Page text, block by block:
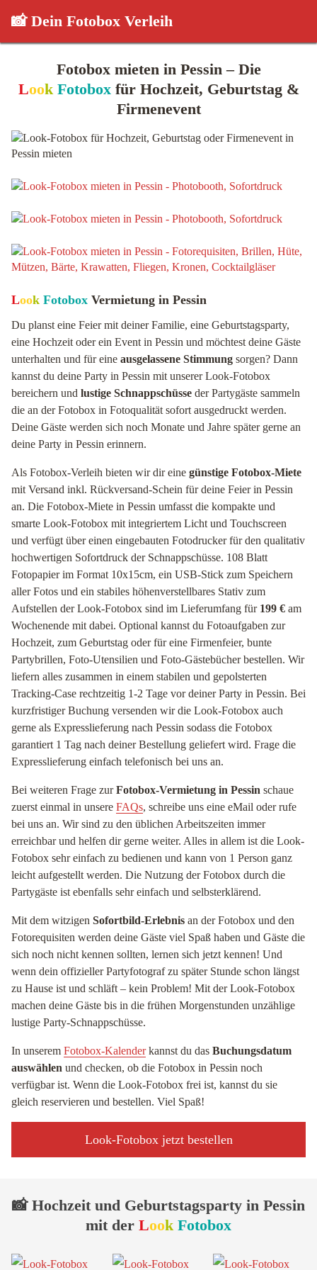
📸 Dein Fotobox Verleih
Fotobox mieten in Pessin – Die
Look Fotoboxfür Hochzeit, Geburtstag &
Firmenevent
Look Fotobox Vermietung in Pessin
Du planst eine Feier mit deiner Familie, eine Geburtstagsparty,
eine Hochzeit oder ein Event in Pessin und möchtest deine Gäste
unterhalten und für eine ausgelassene Stimmung sorgen? Dann
kannst du deine Party in Pessin mit unserer Look-Fotobox
bereichern und lustige Schnappschüsse der Partygäste sammeln
die an der Fotobox in Fotoqualität sofort ausgedruckt werden.
Deine Gäste werden sich noch Monate und Jahre später gerne an
deine Party in Pessin erinnern.
Als Fotobox-Verleih bieten wir dir eine günstige Fotobox-Miete
mit Versand inkl. Rückversand-Schein für deine Feier in Pessin
an. Die Fotobox-Miete in Pessin umfasst die kompakte und
smarte Look-Fotobox mit integriertem Licht und Touchscreen
und verfügt über einen eingebauten Fotodrucker für den qualitativ
hochwertigen Sofortdruck der Schnappschüsse. 108 Blatt
Fotopapier im Format 10x15cm, ein USB-Stick zum Speichern
aller Fotos und ein stabiles höhenverstellbares Stativ zum
Aufstellen der Look-Fotobox sind im Lieferumfang für 199 € am
Wochenende mit dabei. Optional kannst du Fotoaufgaben zur
Hochzeit, zum Geburtstag oder für eine Firmenfeier, bunte
Partybrillen, Foto-Utensilien und Foto-Gästebücher bestellen. Wir
liefern alles zusammen in einem stabilen und gepolsterten
Tracking-Case rechtzeitig 1-2 Tage vor deiner Party in Pessin. Bei
kurzfristiger Buchung versenden wir die Look-Fotobox auch
gerne als Expresslieferung nach Pessin sodass die Fotobox
garantiert 1 Tag nach deiner Bestellung geliefert wird. Frage die
Expresslieferung einfach telefonisch bei uns an.
Bei weiteren Frage zurFotobox-Vermietung in Pessin schaue
zuerst einmal in unsere FAQs, schreibe uns eine eMail oder rufe
bei uns an. Wir sind zu den üblichen Arbeitszeiten immer
erreichbar und helfen dir gerne weiter. Alles in allem ist die Look-
Fotobox sehr einfach zu bedienen und kann von 1 Person ganz
leicht aufgestellt werden. Die Nutzung der Fotobox durch die
Partygäste ist ebenfalls sehr einfach und selbsterklärend.
Mit dem witzigen Sofortbild-Erlebnis an der Fotobox und den
Fotorequisiten werden deine Gäste viel Spaß haben und Gäste die
sich noch nicht kennen sollten, lernen sich jetzt kennen! Und
wenn dein offizieller Partyfotograf zu später Stunde schon längst
zu Hause ist und schläft – kein Problem! Mit der Look-Fotobox
machen deine Gäste bis in die frühen Morgenstunden unzählige
lustige Party-Schnappschüsse.
In unserem Fotobox-Kalenderkannst du das Buchungsdatum
auswählen und checken, ob die Fotobox in Pessin noch
verfügbar ist. Wenn die Look-Fotobox frei ist, kannst du sie
gleich reservieren und bestellen. Viel Spaß!
Look-Fotobox jetzt bestellen
📸 Hochzeit und Geburtstagsparty in Pessin
mit der Look Fotobox